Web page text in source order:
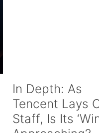
In Depth: As
Tencent Lays
Staff, Is Its